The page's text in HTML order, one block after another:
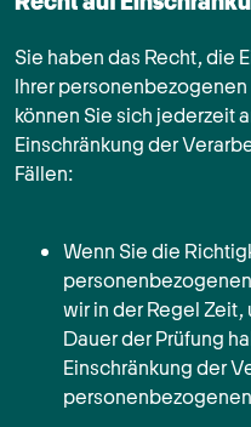
Sie haben das Recht, die
Ihrer
können Sie sich jederzeit
Einschränkung der
Fällen:
Wenn Sie die
wir in der Regel Zeit,
Dauer der Prüfung
Einschränkung der